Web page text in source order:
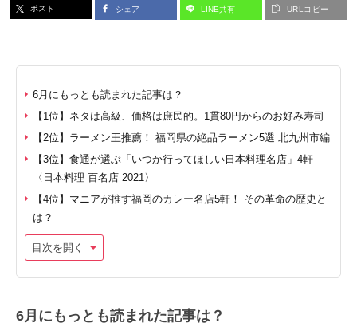
ポスト シェア LINE共有 URLコピー
6月にもっとも読まれた記事は？
【1位】ネタは高級、価格は庶民的。1貫80円からのお好み寿司
【2位】ラーメン王推薦！ 福岡県の絶品ラーメン5選 北九州市編
【3位】食通が選ぶ「いつか行ってほしい日本料理名店」4軒
〈日本料理 百名店 2021〉
【4位】マニアが推す福岡のカレー名店5軒！ その革命の歴史と
は？
目次を開く
6月にもっとも読まれた記事は？